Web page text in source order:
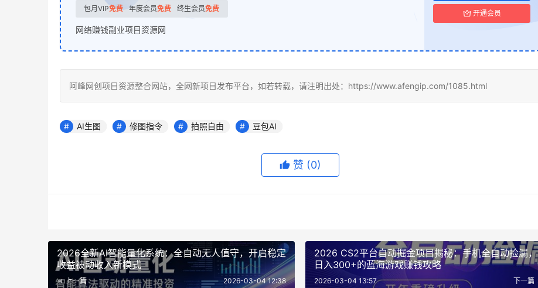
包月VIP免费 年度会员免费 终生会员免费
网络赚钱副业项目资源网
开通会员
阿峰网创项目资源整合网站，全网新项目发布平台，如若转载，请注明出处：https://www.afengip.com/1085.html
AI生图 修图指令 拍照自由 豆包AI
赞 (0)
2026全新AI智能量化系统：全自动无人值守，开启稳定
收益被动收入新模式
上一篇 2026-03-04 12:38
2026 CS2平台自动掘金项目揭秘：手机全自动捡漏，
日入300+的蓝海游戏赚钱攻略
下一篇
2026-03-04 13:57